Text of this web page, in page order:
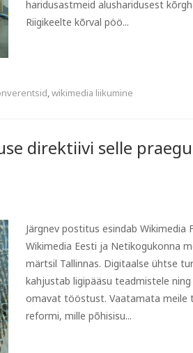
haridusastmeid alusharidusest
Riigikeelte kõrval pöö...
,wikimedia liikumine
direktiivi selle
Järgnev postitus esindab
Wikimedia Eesti ja Netikogukonna
märtsil Tallinnas. Digitaalse ühtse
kahjustab ligipääsu teadmistele
omavat tööstust. Vaatamata meile
reformi, mille põhisisu...